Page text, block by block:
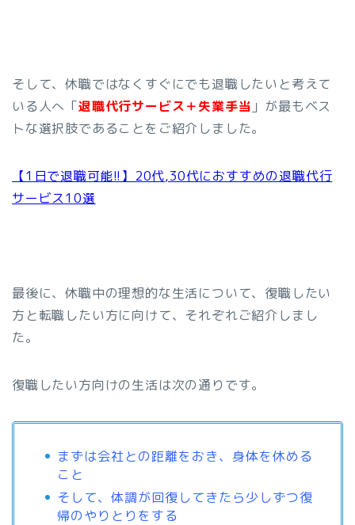
そして、休職ではなくすぐにでも退職したいと考えて
いる人へ「退職代行サービス＋失業手当 」が最もベス
トな選択肢であることをご紹介しました。
【1日で退職可能!!】20代,30代におすすめの退職代行
サービス10選
最後に、休職中の理想的な生活について、復職したい
方と転職したい方に向けて、それぞれご紹介しまし
た。
復職したい方向けの生活は次の通りです。
まずは会社との距離をおき、身体を休める
こと
そして、体調が回復してきたら少しずつ復
帰のやりとりをする